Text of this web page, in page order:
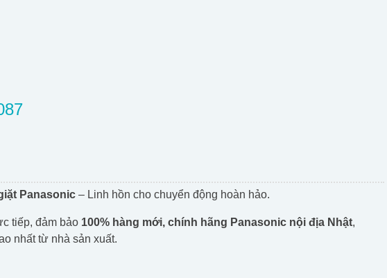
Panasonic – Linh hồn cho chuyển động hoàn hảo.
tiếp, đảm bảo 100% hàng mới, chính hãng Panasonic nội địa Nhật,
nhất từ nhà sản xuất.